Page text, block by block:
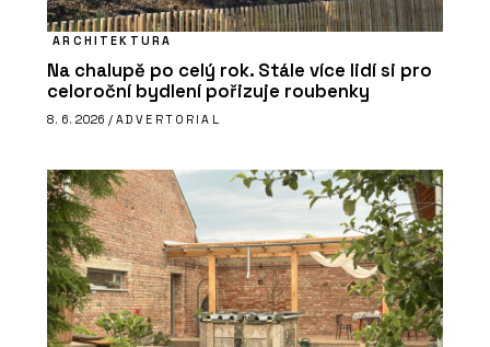
ARCHITEKTURA
Na chalupě po celý rok. Stále více lidí si pro
celoroční bydlení pořizuje roubenky
8. 6. 2026 / ADVERTORIAL